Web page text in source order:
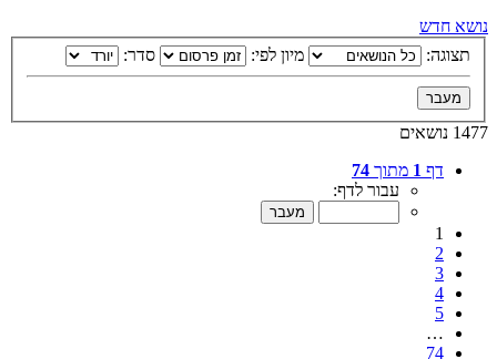
נושא חדש
תצוגה:
מיון לפי: סדר:
1477 נושאים
דף 1 מתוך 74
עבור לדף:
1
2
3
4
5
…
74